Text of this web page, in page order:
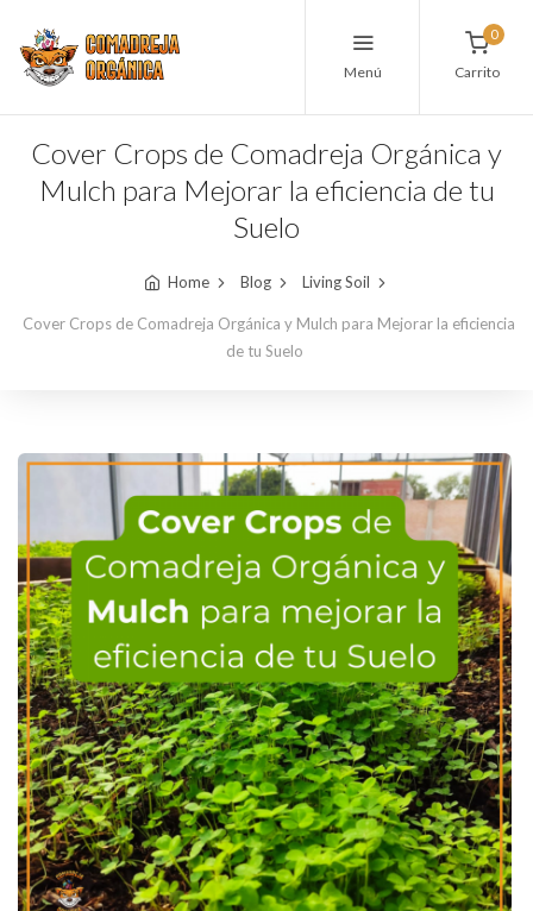
Menú
0
Carrito
Cover Crops de Comadreja Orgánica y
Mulch para Mejorar la eficiencia de tu
Suelo
Home Blog Living Soil
Cover Crops de Comadreja Orgánica y Mulch para Mejorar la eficiencia
de tu Suelo